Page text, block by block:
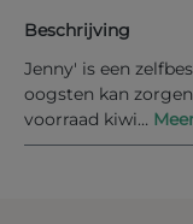
Beschrijving
Jenny' is een
oogsten kan
voorraad kiwi…